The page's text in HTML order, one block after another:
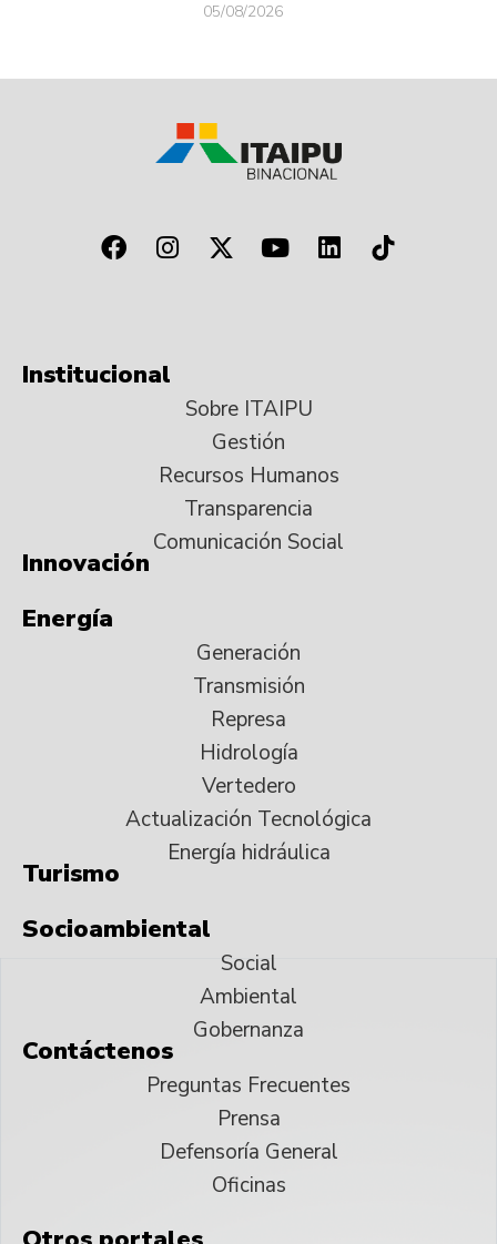
05/08/2026
Institucional
Sobre ITAIPU
Gestión
Recursos Humanos
Transparencia
Comunicación Social
Innovación
Energía
Generación
Transmisión
Represa
Hidrología
Vertedero
Actualización Tecnológica
Energía hidráulica
Turismo
Socioambiental
Social
Ambiental
Gobernanza
Contáctenos
Preguntas Frecuentes
Prensa
Defensoría General
Oficinas